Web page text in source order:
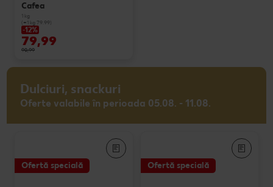
Cafea
1 kg
(=1 kg 79.99)
-12%
79,99
90,99
Dulciuri, snackuri
Oferte valabile în perioada 05.08. - 11.08.
Ofertă specială Ofertă specială